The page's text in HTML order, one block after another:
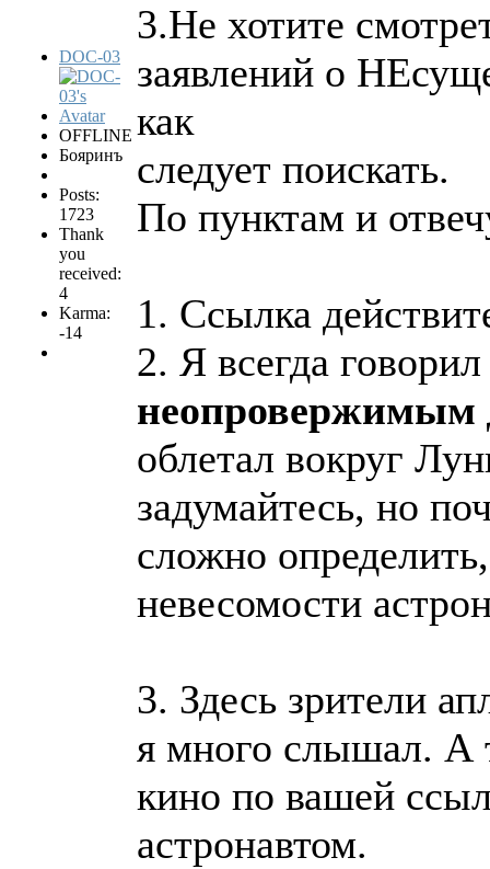
DOC-03
OFFLINE
Бояринъ
Posts:
1723
Thank
you
received:
4
Karma:
-14
3.Не хотите
заявлений о
как
следует поискать.
По пунктам и
1. Ссылка
2. Я всегда
неопровержимым
облетал вокруг
задумайтесь, но
сложно
невесомости
3. Здесь зрители
я много слышал. А
кино по вашей
астронавтом.